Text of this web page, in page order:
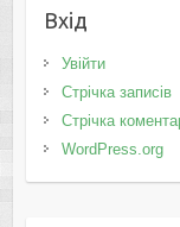
Вхід
Увійти
Стрічка записів
Стрічка
WordPress.org